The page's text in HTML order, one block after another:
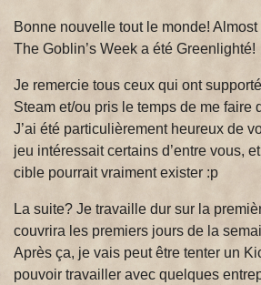
Bonne nouvelle tout le monde!
The Goblin’s Week a été Greenlighté!
Je remercie tous ceux qui ont
Steam et/ou pris le temps de me faire
J’ai été particulièrement heureux de
jeu intéressait certains d’entre vous,
cible pourrait vraiment exister :p
La suite? Je travaille dur sur la
couvrira les premiers jours de la
Après ça, je vais peut être tenter un
pouvoir travailler avec quelques